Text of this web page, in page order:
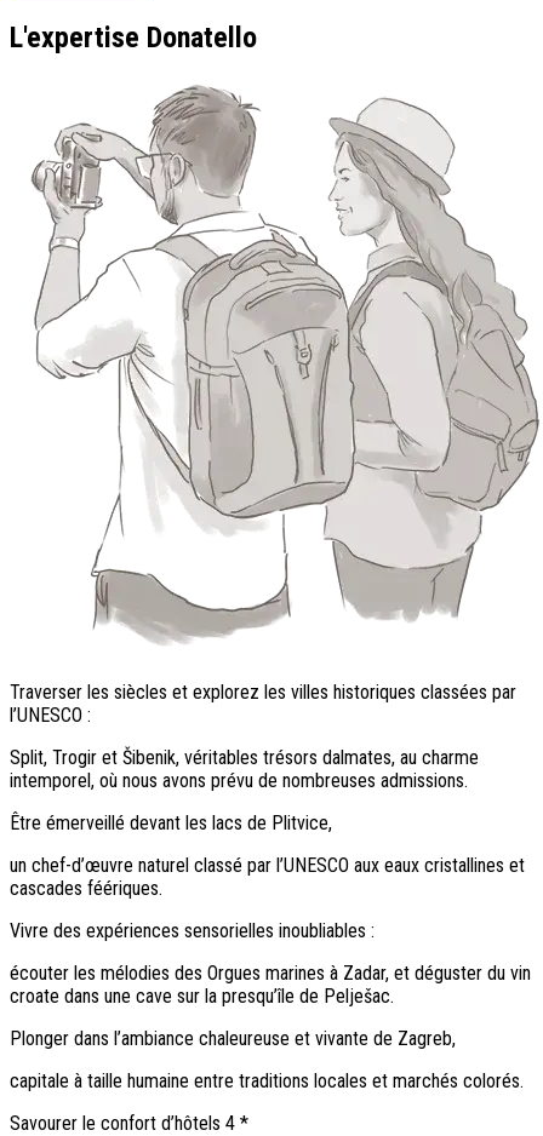
L'expertise Donatello
Traverser les siècles et explorez les villes historiques classées par
l’UNESCO :
Split, Trogir et Šibenik, véritables trésors dalmates, au charme
intemporel, où nous avons prévu de nombreuses admissions.
Être émerveillé devant les lacs de Plitvice,
un chef-d’œuvre naturel classé par l’UNESCO aux eaux cristallines et
cascades féériques.
Vivre des expériences sensorielles inoubliables :
écouter les mélodies des Orgues marines à Zadar, et déguster du vin
croate dans une cave sur la presqu’île de Pelješac.
Plonger dans l’ambiance chaleureuse et vivante de Zagreb,
capitale à taille humaine entre traditions locales et marchés colorés.
Savourer le confort d’hôtels 4 *